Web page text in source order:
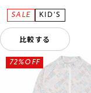
比較する
72%OFF